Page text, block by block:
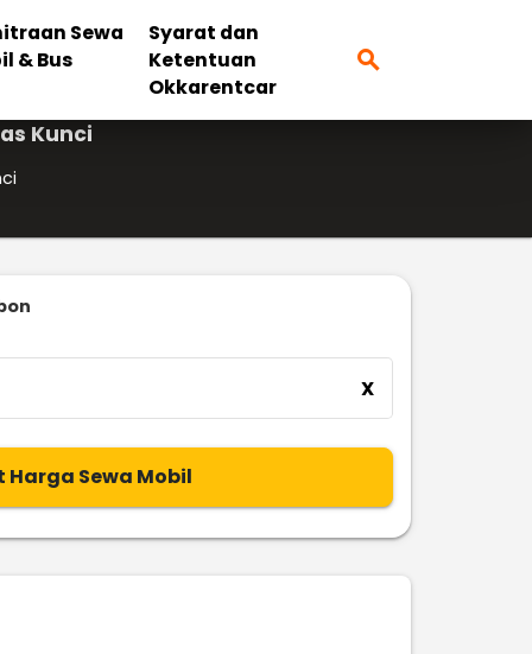
Sewa
& Bus
Syarat dan
Ketentuan
Okkarentcar
search
Kunci
X
Harga Sewa Mobil